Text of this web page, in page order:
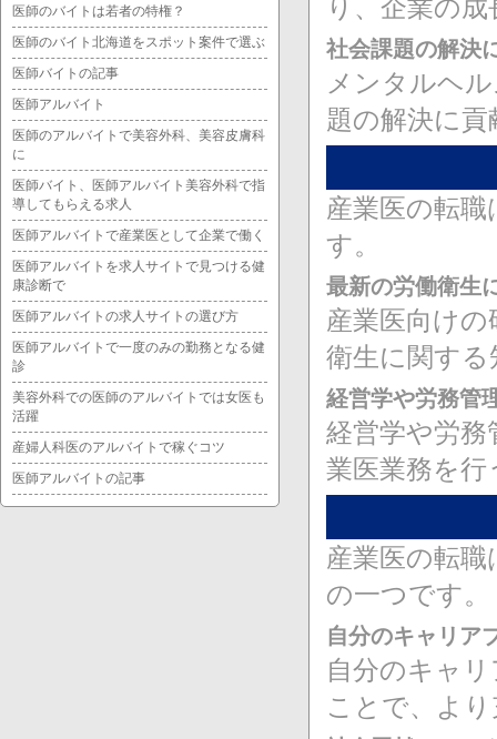
り、企業の
社会課題の解決
メンタルヘ
題の解決に
産業医の転
す。
最新の労働衛生
産業医向け
衛生に関す
経営学や労務管
経営学や労
業医業務を
産業医の転
の一つです。
自分のキャリア
自分のキャ
ことで、よ
医師のバイトは若者の特権？
医師のバイト北海道をスポット案件で選ぶ
医師バイトの記事
医師アルバイト
医師のアルバイトで美容外科、美容皮膚科
に
医師バイト、医師アルバイト美容外科で指
導してもらえる求人
医師アルバイトで産業医として企業で働く
医師アルバイトを求人サイトで見つける健
康診断で
医師アルバイトの求人サイトの選び方
医師アルバイトで一度のみの勤務となる健
診
美容外科での医師のアルバイトでは女医も
活躍
産婦人科医のアルバイトで稼ぐコツ
医師アルバイトの記事